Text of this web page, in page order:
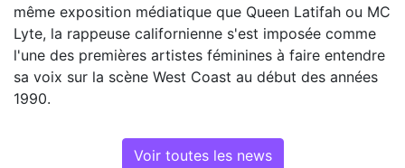
même exposition médiatique que Queen Latifah ou MC
Lyte, la rappeuse californienne s'est imposée comme
l'une des premières artistes féminines à faire entendre
sa voix sur la scène West Coast au début des années
1990.
Voir toutes les news